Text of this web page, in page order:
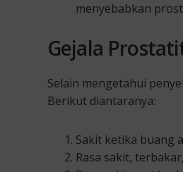
menyebabkan
Gejala
Selain mengetahui
Berikut diantaranya:
Sakit ketika buang
Rasa sakit,